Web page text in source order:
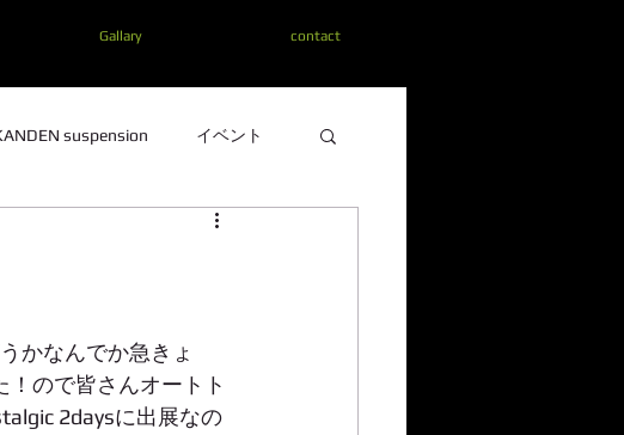
Gallary contact
suspension イベント
かなんでか急きょ
ので皆さんオートト
2daysに出展なの